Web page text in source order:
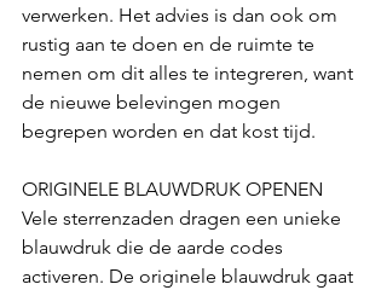
verwerken. Het advies is dan ook om
rustig aan te doen en de ruimte te
nemen om dit alles te integreren, want
de nieuwe belevingen mogen
begrepen worden en dat kost tijd.
ORIGINELE BLAUWDRUK OPENEN
Vele sterrenzaden dragen een unieke
blauwdruk die de aarde codes
activeren. De originele blauwdruk gaat